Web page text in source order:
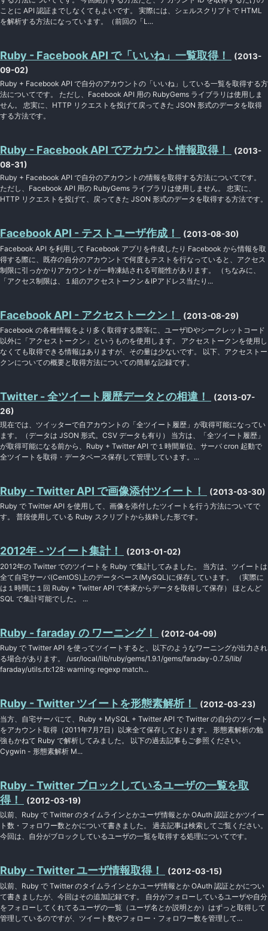
ことに API 認証までしなくてもよいです。 実際には、シェルスクリプトで HTML
を解析する方法になっています。（前回の「L...
Ruby - Facebook API で「いいね」一覧取得！
(2013-
09-02)
Ruby + Facebook API で自分のアカウントの「いいね」している一覧を取得する方
法についてです。 ただし、Facebook API 用の RubyGems ライブラリは使用しま
せん。 忠実に、HTTP リクエストを投げて戻ってきた JSON 形式のデータを取得
する方法です。
Ruby - Facebook API でアカウント情報取得！
(2013-
08-31)
Ruby + Facebook API で自分のアカウントの情報を取得する方法についてです。
ただし、Facebook API 用の RubyGems ライブラリは使用しません。 忠実に、
HTTP リクエストを投げて、戻ってきた JSON 形式のデータを取得する方法です。
Facebook API - テストユーザ作成！ (2013-08-30)
Facebook API を利用して Facebook アプリを作成したり Facebook から情報を取
得する際に、既存の自分のアカウントで何度もテストを行なっていると、アクセス
制限に引っかかりアカウントが一時凍結される可能性があります。 （ちなみに、
「アクセス制限は、１組のアクセストークン＆IPアドレス当たり...
Facebook API - アクセストークン！ (2013-08-29)
Facebook の各種情報をより多く取得する際等に、ユーザIDやシークレットコード
以外に「アクセストークン」というものを使用します。 アクセストークンを使用し
なくても取得できる情報はありますが、その量は少ないです。 以下、アクセストー
クンについての概要と取得方法についての簡単な記録です。
Twitter - 全ツイート履歴データとの相違！
(2013-07-
26)
現在では、ツイッターで自アカウントの「全ツイート履歴」が取得可能になってい
ます。（データは JSON 形式。CSV データも有り） 当方は、「全ツイート履歴」
が取得可能になる前から、Ruby + Twitter API で１時間単位、サーバ cron 起動で
全ツイートを取得・データベース保存して管理しています。...
Ruby - Twitter API で画像添付ツイート！ (2013-03-30)
Ruby で Twitter API を使用して、画像を添付したツイートを行う方法についてで
す。 普段使用している Ruby スクリプトから抜粋した形です。
2012年 - ツイート集計！ (2013-01-02)
2012年の Twitter でのツイートを Ruby で集計してみました。 当方は、ツイートは
全て自宅サーバ(CentOS)上のデータベース(MySQL)に保存しています。 （実際に
は１時間に１回 Ruby + Twitter API で本家からデータを取得して保存） ほとんど
SQL で集計可能でした。 ...
Ruby - faraday の ワーニング！ (2012-04-09)
Ruby で Twitter API を使ってツイートすると、以下のようなワーニングが出力され
る場合があります。 /usr/local/lib/ruby/gems/1.9.1/gems/faraday-0.7.5/lib/
faraday/utils.rb:128: warning: regexp match...
Ruby - Twitter ツイートを形態素解析！ (2012-03-23)
当方、自宅サーバにて、Ruby + MySQL + Twitter API で Twitter の自分のツイート
をアカウント取得（2011年7月7日）以来全て保存しております。 形態素解析の勉
強もかねて Ruby で解析してみました。 以下の過去記事もご参照ください。
Cygwin - 形態素解析 M...
Ruby - Twitter ブロックしているユーザの一覧を取
得！
(2012-03-19)
以前、Ruby で Twitter のタイムラインとかユーザ情報とか OAuth 認証とかツイー
ト数・フォロワー数とかについて書きました。 過去記事は検索してご覧ください。
今回は、自分がブロックしているユーザの一覧を取得する処理についてです。
Ruby - Twitter ユーザ情報取得！ (2012-03-15)
以前、Ruby で Twitter のタイムラインとかユーザ情報とか OAuth 認証とかについ
て書きましたが、今回はその追加記録です。 自分がフォローしているユーザや自分
をフォローしてくれてるユーザの一覧（ユーザ名とか説明とか）はずっと取得して
管理しているのですが、ツイート数やフォロー・フォロワー数を管理して...